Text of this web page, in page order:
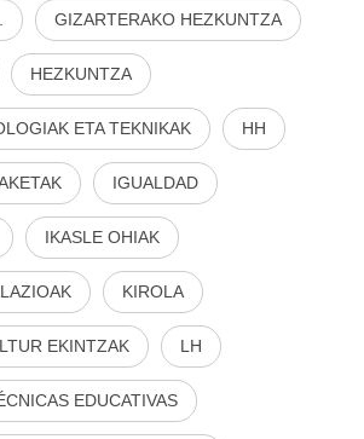
GIZARTERAKO HEZKUNTZA
HEZKUNTZA
ETA TEKNIKAK HH
IGUALDAD
IKASLE OHIAK
KIROLA
EKINTZAK LH
EDUCATIVAS